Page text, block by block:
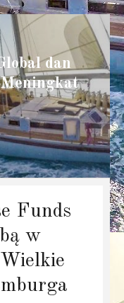
dan
Funds
w